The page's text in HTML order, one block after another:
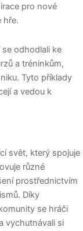
pro nové
hře.
odhodlali ke
a tréninkům,
Tyto příklady
a vedou k
svět, který spojuje
různé
prostřednictvím
Díky
se hráči
vychutnávali si